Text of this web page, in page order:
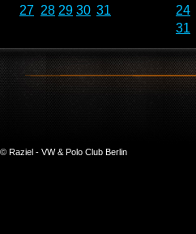
27 28 29 30 31
24
31
© Raziel - VW & Polo Club Berlin